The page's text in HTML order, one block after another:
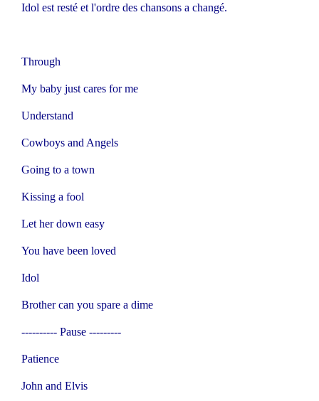
Idol est resté et l'ordre des chansons a changé.
Through
My baby just cares for me
Understand
Cowboys and Angels
Going to a town
Kissing a fool
Let her down easy
You have been loved
Idol
Brother can you spare a dime
---------- Pause ---------
Patience
John and Elvis